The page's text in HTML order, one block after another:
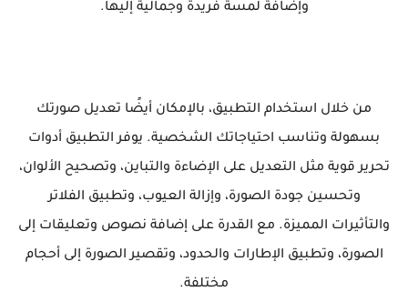
وإضافة لمسة فريدة وجمالية إليها.
من خلال استخدام التطبيق، بالإمكان أيضًا تعديل صورتك
بسهولة وتناسب احتياجاتك الشخصية. يوفر التطبيق أدوات
تحرير قوية مثل التعديل على الإضاءة والتباين، وتصحيح الألوان،
وتحسين جودة الصورة، وإزالة العيوب، وتطبيق الفلاتر
والتأثيرات المميزة. مع القدرة على إضافة نصوص وتعليقات إلى
الصورة، وتطبيق الإطارات والحدود، وتقصير الصورة إلى أحجام
مختلفة.